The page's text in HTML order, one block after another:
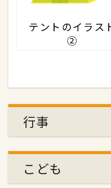
テントのイラス
②
行事
こども